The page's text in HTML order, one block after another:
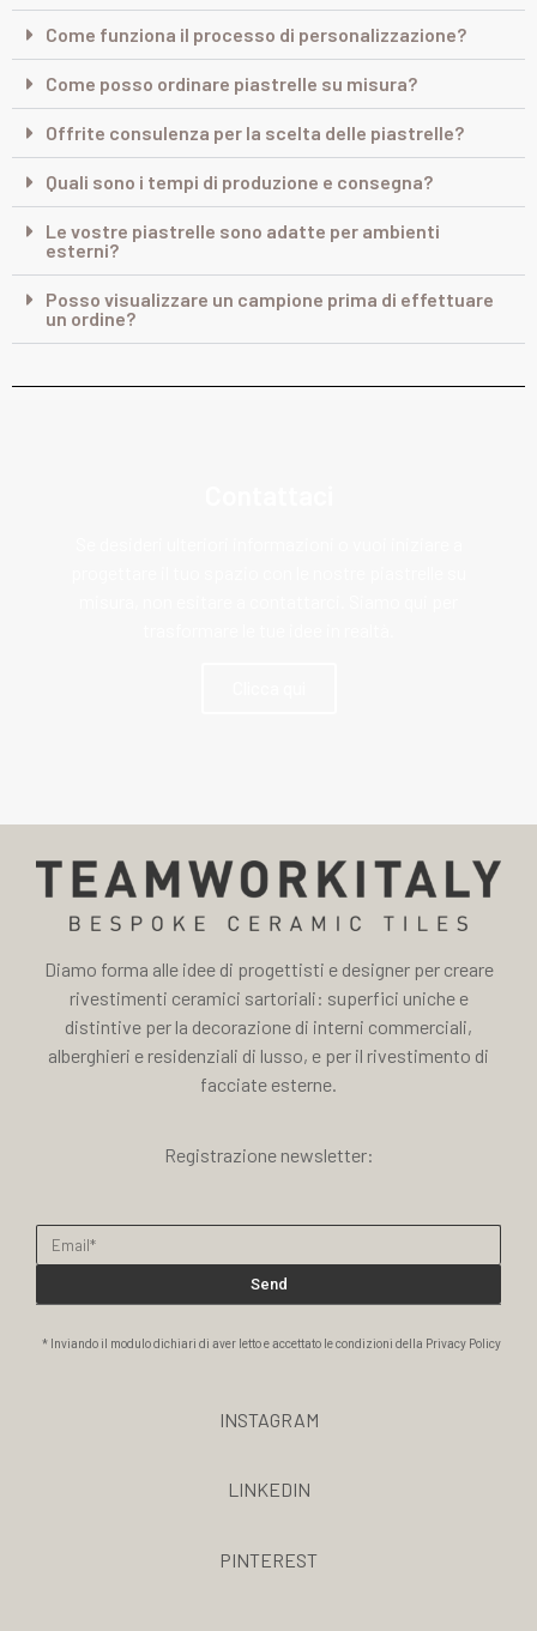
Come funziona il processo di personalizzazione?
Come posso ordinare piastrelle su misura?
Offrite consulenza per la scelta delle piastrelle?
Quali sono i tempi di produzione e consegna?
Le vostre piastrelle sono adatte per ambienti
esterni?
Posso visualizzare un campione prima di effettuare
un ordine?
Diamo forma alle idee di progettisti e designer per creare
rivestimenti ceramici sartoriali: superfici uniche e
distintive per la decorazione di interni commerciali,
alberghieri e residenziali di lusso, e per il rivestimento di
facciate esterne.
Registrazione newsletter:
Send
* Inviando il modulo dichiari di aver letto e accettato le condizioni della Privacy Policy
INSTAGRAM
LINKEDIN
PINTEREST